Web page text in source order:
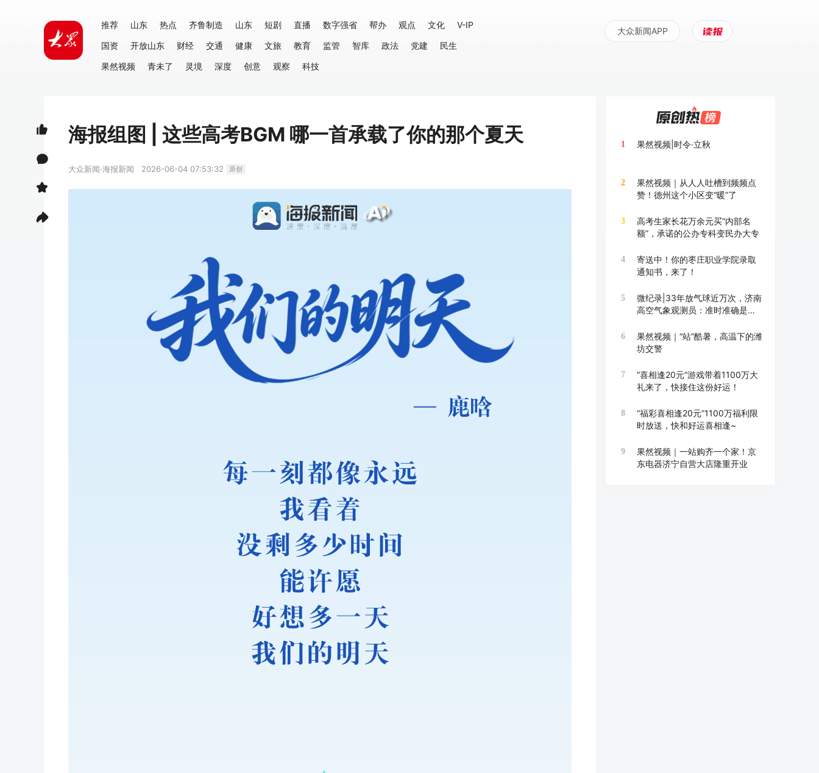
推荐 山东 热点 齐鲁制造 山东 短剧 直播 数字强省 帮办 观点 文化
V-IP
国资
开放山东 财经 交通 健康 文旅 教育 监管 智库 政法 党建
民生
果然视频
青未了 灵境 深度 创意 观察 科技
大众新闻APP
海报组图 | 这些高考BGM 哪一首承载了你的那个夏天
大众新闻·海报新闻 2026-06-04 07:53:32 原创
1 果然视频|时令·立秋
2
果然视频｜从人人吐槽到频频点
赞！德州这个小区变“暖”了
3
高考生家长花万余元买“内部名
额”，承诺的公办专科变民办大专
4
寄送中！你的枣庄职业学院录取
通知书，来了！
5
微纪录|33年放气球近万次，济南
高空气象观测员：准时准确是底
6
果然视频｜“站”酷暑，高温下的潍
坊交警
7
“喜相逢20元”游戏带着1100万大
礼来了，快接住这份好运！
8
“福彩喜相逢20元”1100万福利限
时放送，快和好运喜相逢~
9
果然视频｜一站购齐一个家！京
东电器济宁自营大店隆重开业